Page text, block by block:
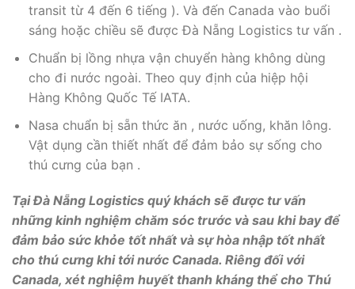
transit từ 4 đến 6 tiếng ). Và đến Canada vào buổi
sáng hoặc chiều sẽ được Đà Nẵng Logistics tư vấn .
Chuẩn bị lồng nhựa vận chuyển hàng không dùng
cho đi nước ngoài. Theo quy định của hiệp hội
Hàng Không Quốc Tế IATA.
Nasa chuẩn bị sẵn thức ăn , nước uống, khăn lông.
Vật dụng cần thiết nhất để đảm bảo sự sống cho
thú cưng của bạn .
Tại Đà Nẵng Logistics quý khách sẽ được tư vấn
những kinh nghiệm chăm sóc trước và sau khi bay để
đảm bảo sức khỏe tốt nhất và sự hòa nhập tốt nhất
cho thú cưng khi tới nước Canada. Riêng đối với
Canada, xét nghiệm huyết thanh kháng thể cho Thú